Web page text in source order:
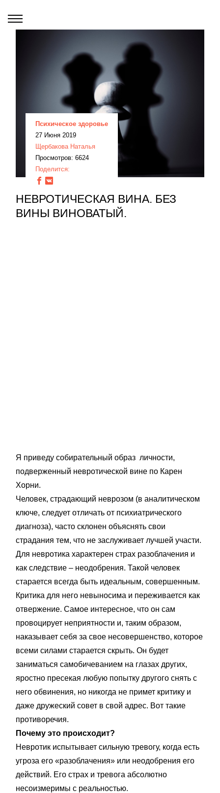
Психическое здоровье
27 Июня 2019
Щербакова Наталья
Просмотров: 6624
Поделится:
НЕВРОТИЧЕСКАЯ ВИНА. БЕЗ
ВИНЫ ВИНОВАТЫЙ.
Я приведу собирательный образ личности,
подверженный невротической вине по Карен
Хорни.
Человек, страдающий неврозом (в аналитическом
ключе, следует отличать от психиатрического
диагноза), часто склонен объяснять свои
страдания тем, что не заслуживает лучшей участи.
Для невротика характерен страх разоблачения и
как следствие – неодобрения. Такой человек
старается всегда быть идеальным, совершенным.
Критика для него невыносима и переживается как
отвержение. Самое интересное, что он сам
провоцирует неприятности и, таким образом,
наказывает себя за свое несовершенство, которое
всеми силами старается скрыть. Он будет
заниматься самобичеванием на глазах других,
яростно пресекая любую попытку другого снять с
него обвинения, но никогда не примет критику и
даже дружеский совет в свой адрес. Вот такие
противоречия.
Почему это происходит?
Невротик испытывает сильную тревогу, когда есть
угроза его «разоблачения» или неодобрения его
действий. Его страх и тревога абсолютно
несоизмеримы с реальностью.